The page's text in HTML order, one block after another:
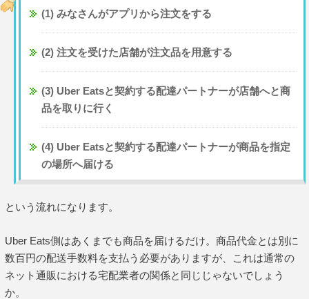
(1) みなさんがアプリから注文をする
(2) 注文を受けた店舗が注文品を用意する
(3) Uber Eatsと契約する配達パートナーが店舗へと商
品を取りに行く
(4) Uber Eatsと契約する配達パートナーが商品を指定
の場所へ届ける
という流れになります。
Uber Eats側はあくまでも商品を届けるだけ。商品代金とは別に
数百円の配送手数料を支払う必要がありますが、これは通常の
ネット通販における宅配業者の関係と同じじゃないでしょう
か。